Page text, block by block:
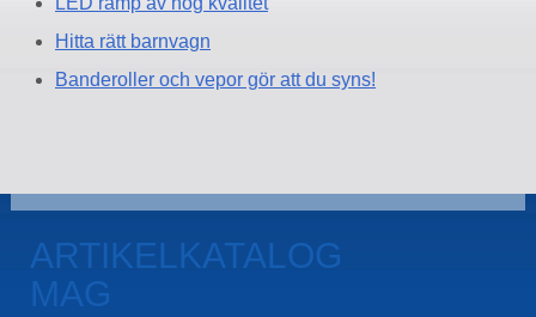
Hitta rätt barnvagn
Banderoller och vepor gör att du syns!
ARTIKELKATALOG
MAG